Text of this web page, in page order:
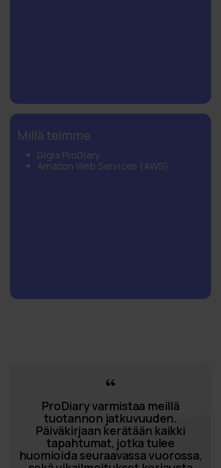
Millä teimme
Digia ProDiary
Amazon Web Services (AWS)
ProDiary varmistaa meillä
tuotannon jatkuvuuden.
Päiväkirjaan kerätään kaikki
tapahtumat, jotka tulee
huomioida seuraavassa vuorossa,